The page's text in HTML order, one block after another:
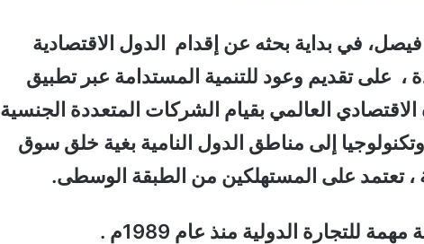
في بداية بحثه عن إقدام الدول الاقتصادية
، على تقديم وعود للتنمية المستدامة عبر تطبيق
العالمي بقيام الشركات المتعددة الجنسية
إلى مناطق الدول النامية بغية خلق سوق
، تعتمد على المستهلكين من الطبقة الوسطى.
للتجارة الدولية منذ عام 1989م .